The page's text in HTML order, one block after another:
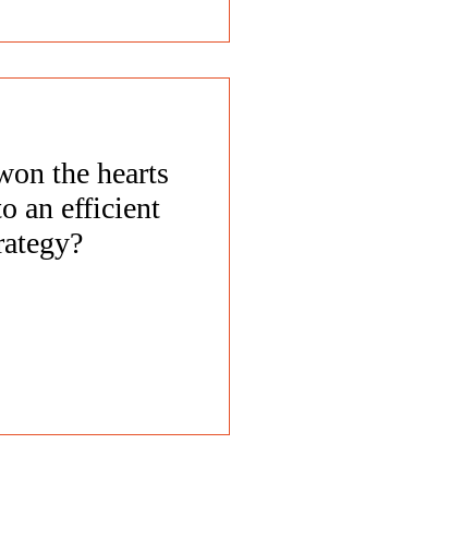
the hearts
an efficient